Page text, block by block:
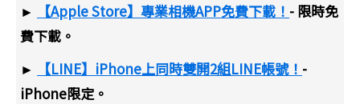
►
【Apple Store】專業相機APP免費下載！ - 限時免
費下載。
►
【LINE】iPhone上同時雙開2組LINE帳號！ -
iPhone限定。